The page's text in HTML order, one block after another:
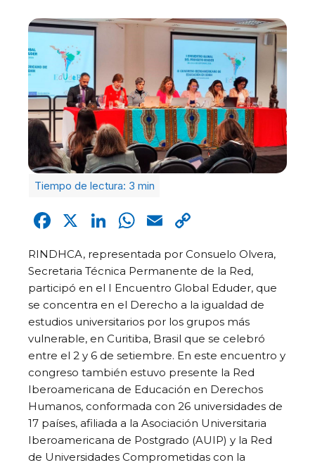
Facebook
X LinkedIn
WhatsApp
Email
Link
RINDHCA, representada por Consuelo Olvera,
Secretaria Técnica Permanente de la Red,
participó en el I Encuentro Global Eduder, que
se concentra en el Derecho a la igualdad de
estudios universitarios por los grupos más
vulnerable, en Curitiba, Brasil que se celebró
entre el 2 y 6 de setiembre. En este encuentro y
congreso también estuvo presente la Red
Iberoamericana de Educación en Derechos
Humanos, conformada con 26 universidades de
17 países, afiliada a la Asociación Universitaria
Iberoamericana de Postgrado (AUIP) y la Red
de Universidades Comprometidas con la